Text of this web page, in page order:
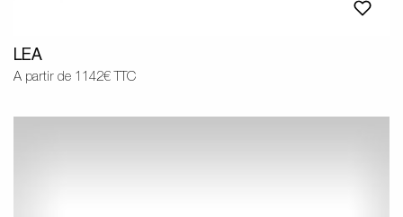
LEA
A partir de 1142€ TTC